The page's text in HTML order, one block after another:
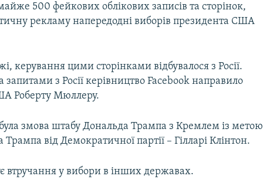
500 фейкових облікових записів та сторінок,
рекламу напередодні виборів президента США
керування цими сторінками відбувалося з Росії.
з Росії керівництво Facebook направило
Роберту Мюллеру.
змова штабу Дональда Трампа з Кремлем із метою
Трампа від Демократичної партії – Гілларі Клінтон.
втручання у вибори в інших державах.